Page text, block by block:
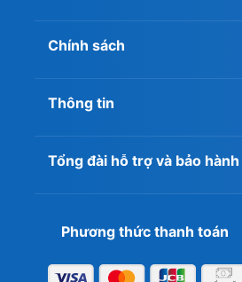
Chính sách
Thông tin
Tổng đài hỗ trợ và bảo hành
Phương thức thanh toán